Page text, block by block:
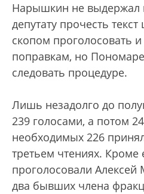
Нарышкин не выдержал
депутату прочесть
скопом проголосовать
поправкам, но
следовать процедуре.
Лишь незадолго до
239 голосами, а потом
необходимых 226
третьем чтениях. Кроме
проголосовали
два бывших члена